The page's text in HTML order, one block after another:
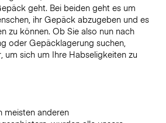
geht. Bei beiden geht es um
ihr Gepäck abzugeben und es
zu können. Ob Sie also nun nach
oder Gepäcklagerung suchen,
um sich um Ihre Habseligkeiten zu
meisten anderen